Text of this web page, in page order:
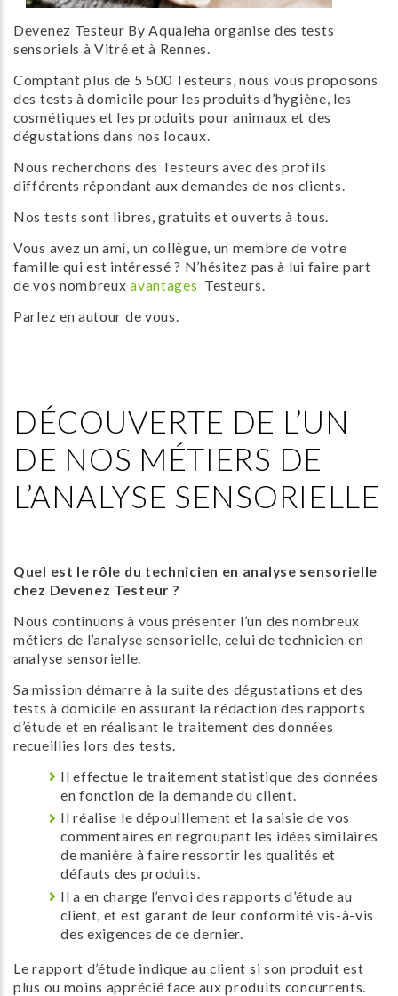
Devenez Testeur By Aqualeha organise des tests
sensoriels à Vitré et à Rennes.
Comptant plus de 5 500 Testeurs, nous vous proposons
des tests à domicile pour les produits d’hygiène, les
cosmétiques et les produits pour animaux et des
dégustations dans nos locaux.
Nous recherchons des Testeurs avec des profils
différents répondant aux demandes de nos clients.
Nos tests sont libres, gratuits et ouverts à tous.
Vous avez un ami, un collègue, un membre de votre
famille qui est intéressé ? N’hésitez pas à lui faire part
de vos nombreuxavantages Testeurs.
Parlez en autour de vous.
DÉCOUVERTE DE L’UN
DE NOS MÉTIERS DE
L’ANALYSE SENSORIELLE
Quel est le rôle du technicien en analyse sensorielle
chez Devenez Testeur ?
Nous continuons à vous présenter l’un des nombreux
métiers de l’analyse sensorielle, celui de technicien en
analyse sensorielle.
Sa mission démarre à la suite des dégustations et des
tests à domicile en assurant la rédaction des rapports
d’étude et en réalisant le traitement des données
recueillies lors des tests.
Il effectue le traitement statistique des données
en fonction de la demande du client.
Il réalise le dépouillement et la saisie de vos
commentaires en regroupant les idées similaires
de manière à faire ressortir les qualités et
défauts des produits.
Il a en charge l’envoi des rapports d’étude au
client, et est garant de leur conformité vis-à-vis
des exigences de ce dernier.
Le rapport d’étude indique au client si son produit est
plus ou moins apprécié face aux produits concurrents.